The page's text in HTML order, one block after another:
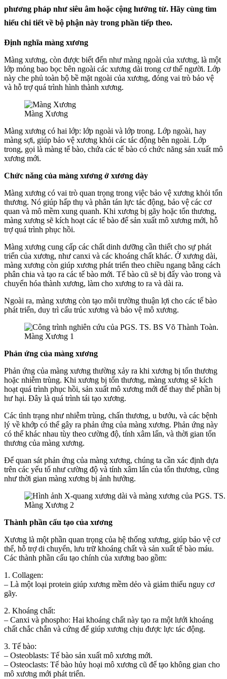
phương pháp như siêu âm hoặc cộng hưởng từ. Hãy cùng tìm
hiểu chi tiết về bộ phận này trong phần tiếp theo.
Định nghĩa màng xương
Màng xương, còn được biết đến như màng ngoài của xương, là một
lớp mỏng bao bọc bên ngoài các xương dài trong cơ thể người. Lớp
này che phủ toàn bộ bề mặt ngoài của xương, đóng vai trò bảo vệ
và hỗ trợ quá trình hình thành xương.
Màng Xương
Màng xương có hai lớp: lớp ngoài và lớp trong. Lớp ngoài, hay
màng sợi, giúp bảo vệ xương khỏi các tác động bên ngoài. Lớp
trong, gọi là màng tế bào, chứa các tế bào có chức năng sản xuất mô
xương mới.
Chức năng của màng xương ở xương dày
Màng xương có vai trò quan trọng trong việc bảo vệ xương khỏi tổn
thương. Nó giúp hấp thụ và phân tán lực tác động, bảo vệ các cơ
quan và mô mềm xung quanh. Khi xương bị gãy hoặc tổn thương,
màng xương sẽ kích hoạt các tế bào để sản xuất mô xương mới, hỗ
trợ quá trình phục hồi.
Màng xương cung cấp các chất dinh dưỡng cần thiết cho sự phát
triển của xương, như canxi và các khoáng chất khác. Ở xương dài,
màng xương còn giúp xương phát triển theo chiều ngang bằng cách
phân chia và tạo ra các tế bào mới. Tế bào cũ sẽ bị đẩy vào trong và
chuyển hóa thành xương, làm cho xương to ra và dài ra.
Ngoài ra, màng xương còn tạo môi trường thuận lợi cho các tế bào
phát triển, duy trì cấu trúc xương và bảo vệ mô xương.
Màng Xương 1
Phản ứng của màng xương
Phản ứng của màng xương thường xảy ra khi xương bị tổn thương
hoặc nhiễm trùng. Khi xương bị tổn thương, màng xương sẽ kích
hoạt quá trình phục hồi, sản xuất mô xương mới để thay thế phần bị
hư hại. Đây là quá trình tái tạo xương.
Các tình trạng như nhiễm trùng, chấn thương, u bướu, và các bệnh
lý về khớp có thể gây ra phản ứng của màng xương. Phản ứng này
có thể khác nhau tùy theo cường độ, tính xâm lấn, và thời gian tổn
thương của màng xương.
Để quan sát phản ứng của màng xương, chúng ta cần xác định dựa
trên các yếu tố như cường độ và tính xâm lấn của tổn thương, cũng
như thời gian màng xương bị ảnh hưởng.
Màng Xương 2
Thành phần cấu tạo của xương
Xương là một phần quan trọng của hệ thống xương, giúp bảo vệ cơ
thể, hỗ trợ di chuyển, lưu trữ khoáng chất và sản xuất tế bào máu.
Các thành phần cấu tạo chính của xương bao gồm:
1. Collagen:
– Là một loại protein giúp xương mềm dẻo và giảm thiểu nguy cơ
gãy.
2. Khoáng chất:
– Canxi và phospho: Hai khoáng chất này tạo ra một lưới khoáng
chất chắc chắn và cứng để giúp xương chịu được lực tác động.
3. Tế bào:
– Osteoblasts: Tế bào sản xuất mô xương mới.
– Osteoclasts: Tế bào hủy hoại mô xương cũ để tạo không gian cho
mô xương mới phát triển.